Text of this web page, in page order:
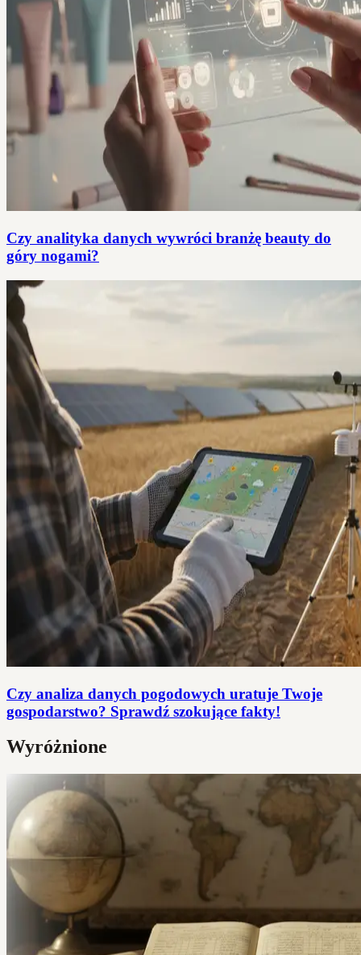
Czy analityka danych wywróci branżę beauty do
góry nogami?
Czy analiza danych pogodowych uratuje Twoje
gospodarstwo? Sprawdź szokujące fakty!
Wyróżnione